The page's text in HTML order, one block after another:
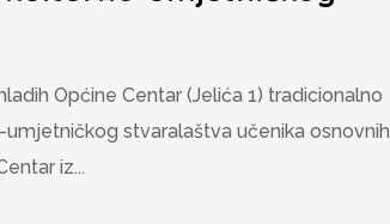
Općine Centar (Jelića 1) tradicionalno
stvaralaštva učenika osnovnih
iz...